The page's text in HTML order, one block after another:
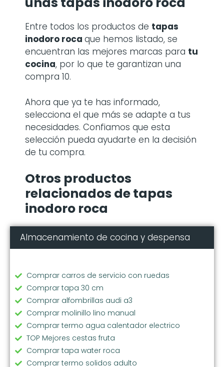
Entre todos los productos de tapas
inodoro roca que hemos listado, se
encuentran las mejores marcas para tu
cocina, por lo que te garantizan una
compra 10.
Ahora que ya te has informado,
selecciona el que más se adapte a tus
necesidades. Confiamos que esta
selección pueda ayudarte en la decisión
de tu compra.
Otros productos
relacionados de tapas
inodoro roca
Almacenamiento de cocina y despensa
Comprar carros de servicio con ruedas
Comprar tapa 30 cm
Comprar alfombrillas audi a3
Comprar molinillo lino manual
Comprar termo agua calentador electrico
TOP Mejores cestas fruta
Comprar tapa water roca
Comprar termo solidos adulto